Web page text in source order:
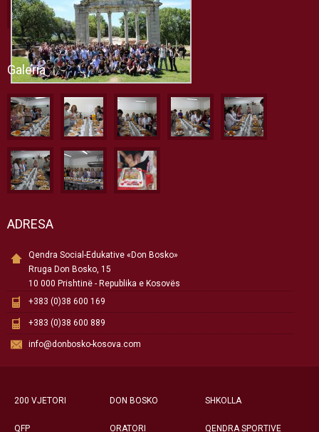
Galeria
ADRESA
Qendra Social-Edukative «Don Bosko»
Rruga Don Bosko, 15
10 000 Prishtinë - Republika e Kosovës
+383 (0)38 600 169
+383 (0)38 600 889
info@donbosko-kosova.com
200 VJETORI DON BOSKO SHKOLLA
QFP ORATORI QENDRA SPORTIVE